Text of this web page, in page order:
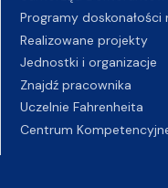
Programy doskonałości
Realizowane projekty
Jednostki i organizacje
Znajdź pracownika
Uczelnie Fahrenheita
Centrum